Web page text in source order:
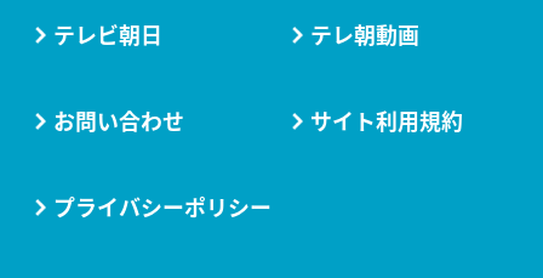
テレビ朝日 テレ朝動画
お問い合わせ サイト利用規約
プライバシーポリシー